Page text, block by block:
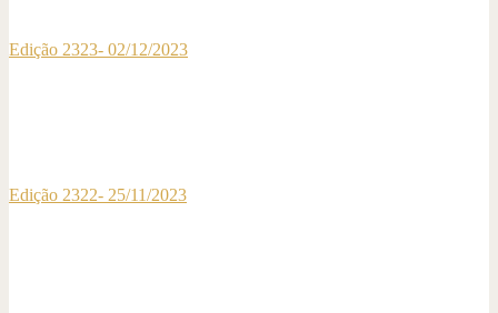
Edição 2323- 02/12/2023
Edição 2322- 25/11/2023